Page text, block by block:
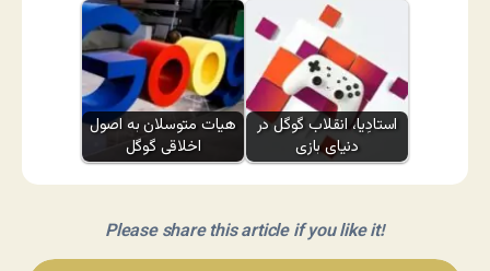
هیات متوسلان به اصول
اخلاقی گوگل
استادِیا، انقلاب گوگل در
دنیای بازی
Please share this article if you like it!